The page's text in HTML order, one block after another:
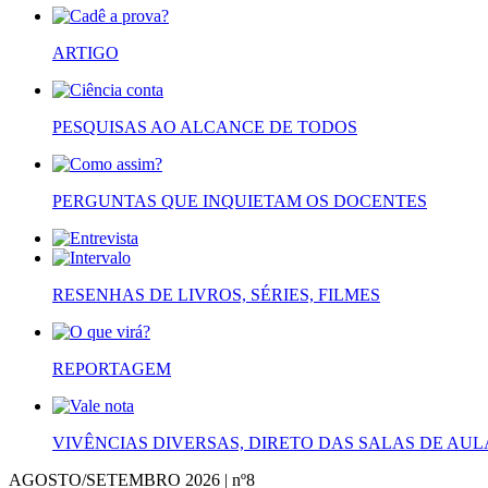
ARTIGO
PESQUISAS AO ALCANCE DE TODOS
PERGUNTAS QUE INQUIETAM OS DOCENTES
RESENHAS DE LIVROS, SÉRIES, FILMES
REPORTAGEM
VIVÊNCIAS DIVERSAS, DIRETO DAS SALAS DE
AGOSTO/SETEMBRO 2026 | nº8